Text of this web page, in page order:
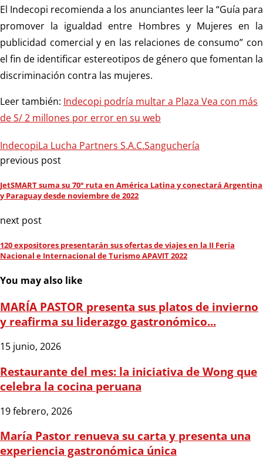
El Indecopi recomienda a los anunciantes leer la “Guía para
promover la igualdad entre Hombres y Mujeres en la
publicidad comercial y en las relaciones de consumo” con
el fin de identificar estereotipos de género que fomentan la
discriminación contra las mujeres.
Leer también: Indecopi podría multar a Plaza Vea con más
de S/ 2 millones por error en su web
IndecopiLa Lucha Partners S.A.C.Sanguchería
previous post
JetSMART suma su 70° ruta en América Latina y conectará Argentina
y Paraguay desde noviembre de 2022
next post
120 expositores presentarán sus ofertas de viajes en la II Feria
Nacional e Internacional de Turismo APAVIT 2022
You may also like
MARÍA PASTOR presenta sus platos de invierno
y reafirma su liderazgo gastronómico...
15 junio, 2026
Restaurante del mes: la iniciativa de Wong que
celebra la cocina peruana
19 febrero, 2026
María Pastor renueva su carta y presenta una
experiencia gastronómica única